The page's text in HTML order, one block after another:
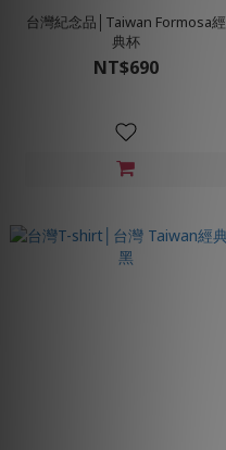
台灣紀念品│Taiwan Formosa經
典杯
NT$690